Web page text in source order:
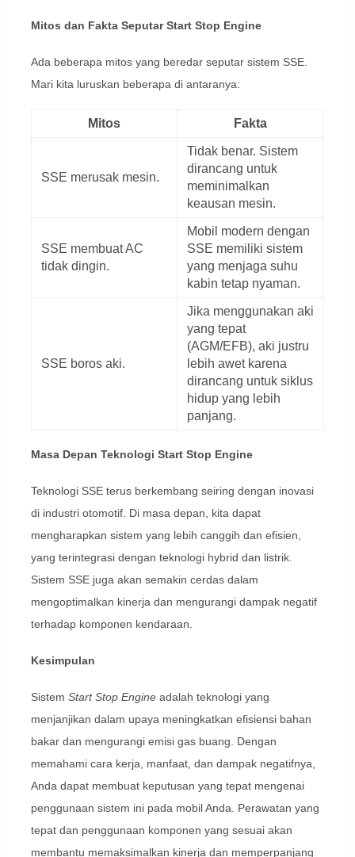
Mitos dan Fakta Seputar Start Stop Engine
Ada beberapa mitos yang beredar seputar sistem SSE.
Mari kita luruskan beberapa di antaranya:
Mitos Fakta
SSE merusak mesin.
Tidak benar. Sistem
dirancang untuk
meminimalkan
keausan mesin.
SSE membuat AC
tidak dingin.
Mobil modern dengan
SSE memiliki sistem
yang menjaga suhu
kabin tetap nyaman.
SSE boros aki.
Jika menggunakan aki
yang tepat
(AGM/EFB), aki justru
lebih awet karena
dirancang untuk siklus
hidup yang lebih
panjang.
Masa Depan Teknologi Start Stop Engine
Teknologi SSE terus berkembang seiring dengan inovasi
di industri otomotif. Di masa depan, kita dapat
mengharapkan sistem yang lebih canggih dan efisien,
yang terintegrasi dengan teknologi hybrid dan listrik.
Sistem SSE juga akan semakin cerdas dalam
mengoptimalkan kinerja dan mengurangi dampak negatif
terhadap komponen kendaraan.
Kesimpulan
Sistem Start Stop Engineadalah teknologi yang
menjanjikan dalam upaya meningkatkan efisiensi bahan
bakar dan mengurangi emisi gas buang. Dengan
memahami cara kerja, manfaat, dan dampak negatifnya,
Anda dapat membuat keputusan yang tepat mengenai
penggunaan sistem ini pada mobil Anda. Perawatan yang
tepat dan penggunaan komponen yang sesuai akan
membantu memaksimalkan kinerja dan memperpanjang